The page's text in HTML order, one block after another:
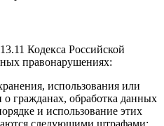
Кодекса Российской
правонарушениях:
использования или
гражданах, обработка данных
и использование этих
следующими штрафами: